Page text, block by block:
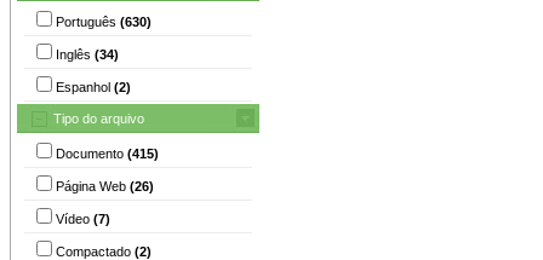
Português (630)
Inglês (34)
Espanhol (2)
Tipo do arquivo
Documento (415)
Página Web (26)
Vídeo (7)
Compactado (2)